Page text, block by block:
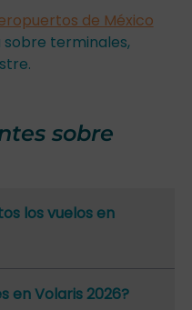
de México
terminales,
sobre
los vuelos en
en Volaris 2026?